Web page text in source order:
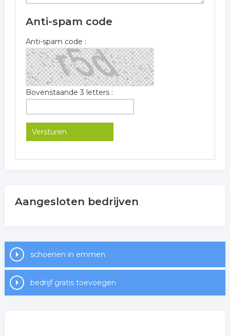
Anti-spam code
Anti-spam code :
Bovenstaande 3 letters :
Aangesloten bedrijven
schoenen in emmen
bedrijf gratis toevoegen